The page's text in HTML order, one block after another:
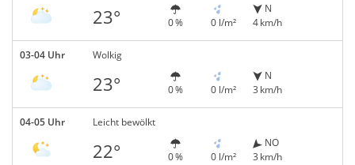
23° 0 % 0 l/m²
N
4 km/h
03-04 Uhr Wolkig
23° 0 % 0 l/m²
N
3 km/h
04-05 Uhr Leicht bewölkt
22° 0 % 0 l/m²
NO
3 km/h